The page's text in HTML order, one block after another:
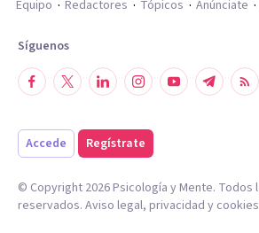
Equipo
Redactores Tópicos Anúnciate
Síguenos
Accede Regístrate
© Copyright 2026Psicología y Mente. Todos
reservados. Aviso legal, privacidad y cookies